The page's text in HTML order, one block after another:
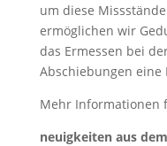
um diese
ermöglichen wir
das Ermessen bei
Abschiebungen eine
Mehr Informationen
neuigkeiten aus